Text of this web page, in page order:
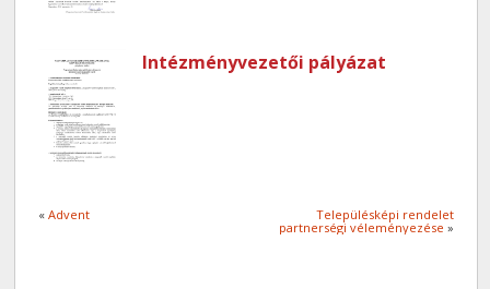
Intézményvezetői pályázat
«Advent
Településképi rendelet
partnerségi véleményezése »